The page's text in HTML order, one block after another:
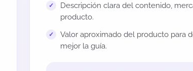
Descripción clara del contenido,
producto.
Valor aproximado del producto para
mejor la guía.